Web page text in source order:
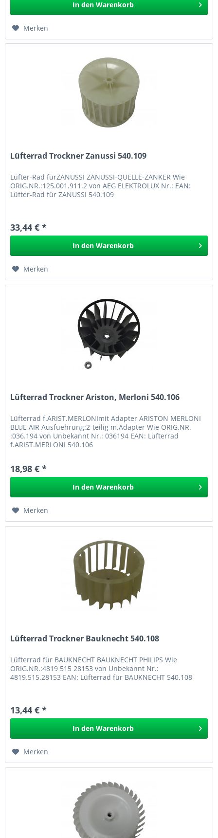
In den Warenkorb
Merken
Lüfterrad Trockner Zanussi 540.109
Lüfter-Rad fürZANUSSI ZANUSSI-QUELLE-ZANKER Wie
ORIG.NR.:125.001.911.2 von AEG ELEKTROLUX Nr.: EAN:
Lüfter-Rad für ZANUSSI 540.109
33,44 € *
In den Warenkorb
Merken
Lüfterrad Trockner Ariston, Merloni 540.106
Lüfterrad f.ARIST.MERLONImit Adapter ARISTON MERLONI
BLUE AIR Ausfuehrung:2-teilig m.Adapter Wie ORIG.NR.
:036.194 von Unbekannt Nr.: 036194 EAN: Lüfterrad
f.ARIST.MERLONI 540.106
18,98 € *
In den Warenkorb
Merken
Lüfterrad Trockner Bauknecht 540.108
Lüfterrad für BAUKNECHT BAUKNECHT PHILIPS Wie
ORIG.NR.:4819 515 28153 von Unbekannt Nr.:
4819.515.28153 EAN: Lüfterrad für BAUKNECHT 540.108
13,44 € *
In den Warenkorb
Merken